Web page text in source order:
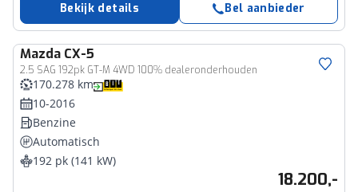
Bekijk details Bel aanbieder
Mazda CX-5
2.5 SAG 192pk GT-M 4WD 100% dealeronderhouden
170.278 km
10-2016
Benzine
Automatisch
192 pk (141 kW)
18.200,-